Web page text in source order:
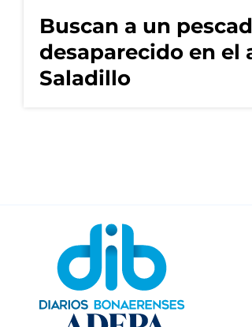
Buscan a un
desaparecido en el
Saladillo